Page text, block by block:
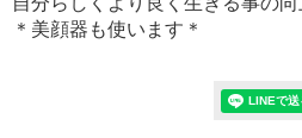
＊美顔器も使います＊